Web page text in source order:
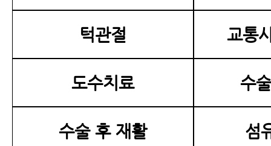
턱관절 교통
도수치료 수
수술 후 재활 섬